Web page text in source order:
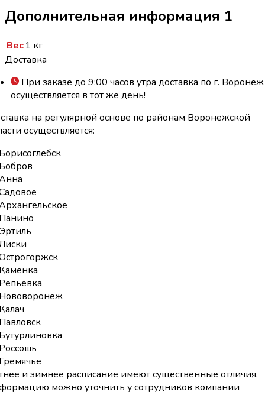
Дополнительная информация 1
Вес1 кг
Доставка
При заказе до 9:00 часов утра доставка по г. Воронеж
осуществляется в тот же день!
на регулярной основе по районам Воронежской
осуществляется:
и зимнее расписание имеют существенные отличия,
можно уточнить у сотрудников компании